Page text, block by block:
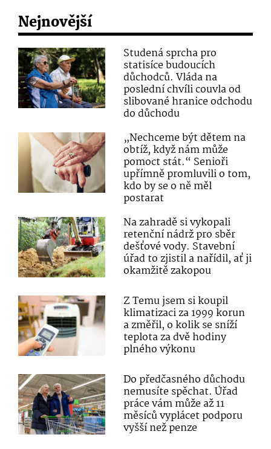
Nejnovější
Studená sprcha pro
statisíce budoucích
důchodců. Vláda na
poslední chvíli couvla od
slibované hranice odchodu
do důchodu
„Nechceme být dětem na
obtíž, když nám může
pomoct stát.“ Senioři
upřímně promluvili o tom,
kdo by se o ně měl
postarat
Na zahradě si vykopali
retenční nádrž pro sběr
dešťové vody. Stavební
úřad to zjistil a nařídil, ať ji
okamžitě zakopou
Z Temu jsem si koupil
klimatizaci za 1999 korun
a změřil, o kolik se sníží
teplota za dvě hodiny
plného výkonu
Do předčasného důchodu
nemusíte spěchat. Úřad
práce vám může až 11
měsíců vyplácet podporu
vyšší než penze